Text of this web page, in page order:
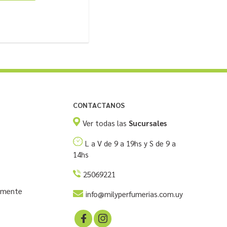
CONTACTANOS
Ver todas las Sucursales
L a V de 9 a 19hs y S de 9 a
14hs
25069221
info@milyperfumerias.com.uy